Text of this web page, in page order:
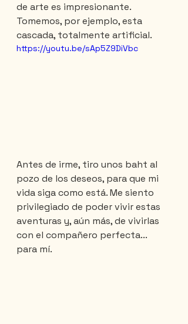
de arte es impresionante.
Tomemos, por ejemplo, esta
cascada, totalmente artificial.
https://youtu.be/sAp5Z9DiVbc
Antes de irme, tiro unos baht al
pozo de los deseos, para que mi
vida siga como está. Me siento
privilegiado de poder vivir estas
aventuras y, aún más, de vivirlas
con el compañero perfecta...
para mí.